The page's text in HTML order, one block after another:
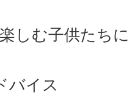
しむ子供たち
バイス